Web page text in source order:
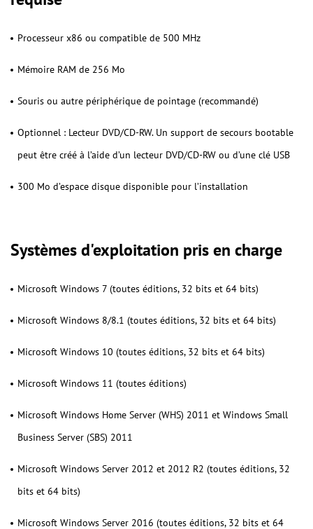
Processeur x86 ou compatible de 500 MHz
Mémoire RAM de 256 Mo
Souris ou autre périphérique de pointage (recommandé)
Optionnel : Lecteur DVD/CD-RW. Un support de secours bootable
peut être créé à l’aide d’un lecteur DVD/CD-RW ou d’une clé USB
300 Mo d’espace disque disponible pour l’installation
Systèmes d'exploitation pris en charge
Microsoft Windows 7 (toutes éditions, 32 bits et 64 bits)
Microsoft Windows 8/8.1 (toutes éditions, 32 bits et 64 bits)
Microsoft Windows 10 (toutes éditions, 32 bits et 64 bits)
Microsoft Windows 11 (toutes éditions)
Microsoft Windows Home Server (WHS) 2011 et Windows Small
Business Server (SBS) 2011
Microsoft Windows Server 2012 et 2012 R2 (toutes éditions, 32
bits et 64 bits)
Microsoft Windows Server 2016 (toutes éditions, 32 bits et 64